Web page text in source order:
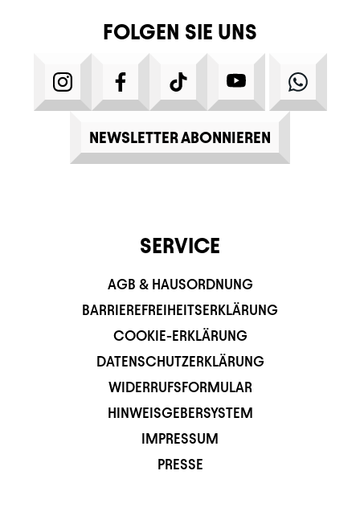
FOLGEN SIE UNS
INSTAGRAMFACEBOOKTIKTOK YOUTUBE
NEWSLETTER ABONNIEREN
SERVICE
AGB & HAUSORDNUNG
BARRIEREFREIHEITSERKLÄRUNG
COOKIE-ERKLÄRUNG
DATENSCHUTZERKLÄRUNG
WIDERRUFSFORMULAR
HINWEISGEBERSYSTEM
IMPRESSUM
PRESSE